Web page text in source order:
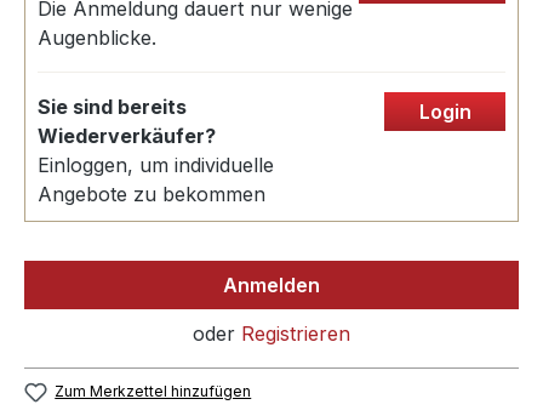
Die Anmeldung dauert nur wenige
Augenblicke.
Sie sind bereits
Wiederverkäufer?
Einloggen, um individuelle
Angebote zu bekommen
Login
Anmelden
oder Registrieren
Zum Merkzettel hinzufügen